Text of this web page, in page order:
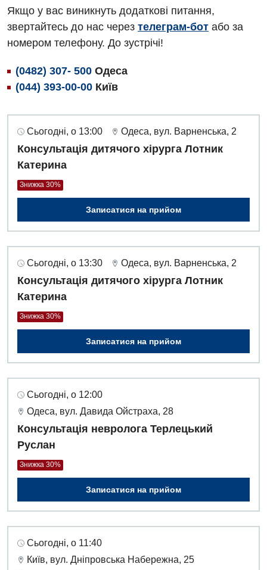
Якщо у вас виникнуть додаткові питання,
звертайтесь до нас через телеграм-бот або за
номером телефону. До зустрічі!
(0482) 307- 500 Одеса
(044) 393-00-00 Київ
Сьогодні, о 13:00 Одеса, вул. Варненська, 2
Консультація дитячого хірурга Лотник
Катерина
Знижка 30%
Записатися на прийом
Сьогодні, о 13:30 Одеса, вул. Варненська, 2
Консультація дитячого хірурга Лотник
Катерина
Знижка 30%
Записатися на прийом
Сьогодні, о 12:00
Одеса, вул. Давида Ойстраха, 28
Консультація невролога Терлецький
Руслан
Знижка 30%
Записатися на прийом
Сьогодні, о 11:40
Київ, вул. Дніпровська Набережна, 25